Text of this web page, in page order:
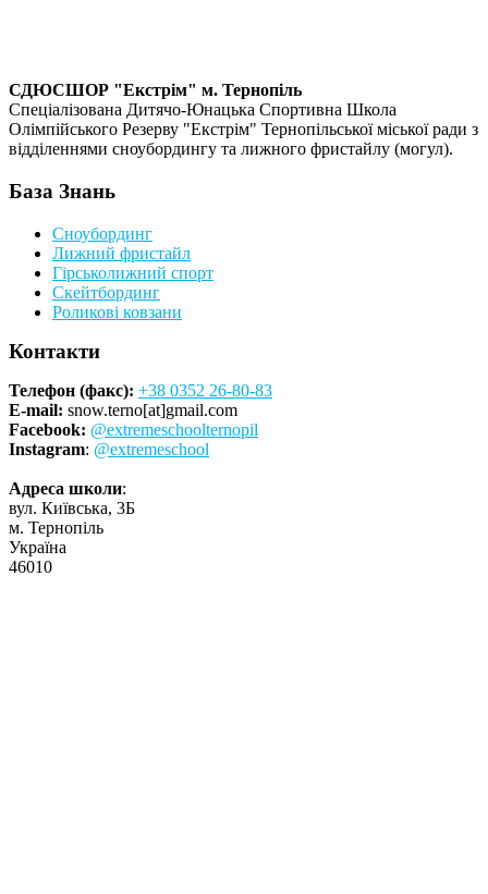
СДЮСШОР "Екстрім" м. Тернопіль
Спеціалізована Дитячо-Юнацька Спортивна Школа
Олімпійського Резерву "Екстрім" Тернопільської міської ради з
відділеннями сноубордингу та лижного фристайлу (могул).
База Знань
Сноубординг
Лижний фристайл
Гірськолижний спорт
Скейтбординг
Роликові ковзани
Контакти
Телефон (факс): +38 0352 26-80-83
E-mail: snow.terno[at]gmail.com
Facebook: @extremeschoolternopil
Instagram: @extremeschool
Адреса школи:
вул. Київська, 3Б
м. Тернопіль
Україна
46010